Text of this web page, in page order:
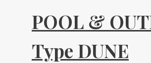
POOL &
Type DUNE